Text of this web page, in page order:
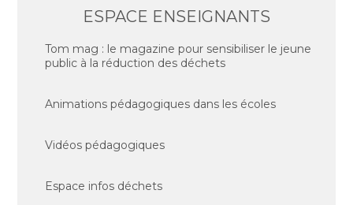
ESPACE ENSEIGNANTS
Tom mag : le magazine pour sensibiliser le jeune
public à la réduction des déchets
Animations pédagogiques dans les écoles
Vidéos pédagogiques
Espace infos déchets